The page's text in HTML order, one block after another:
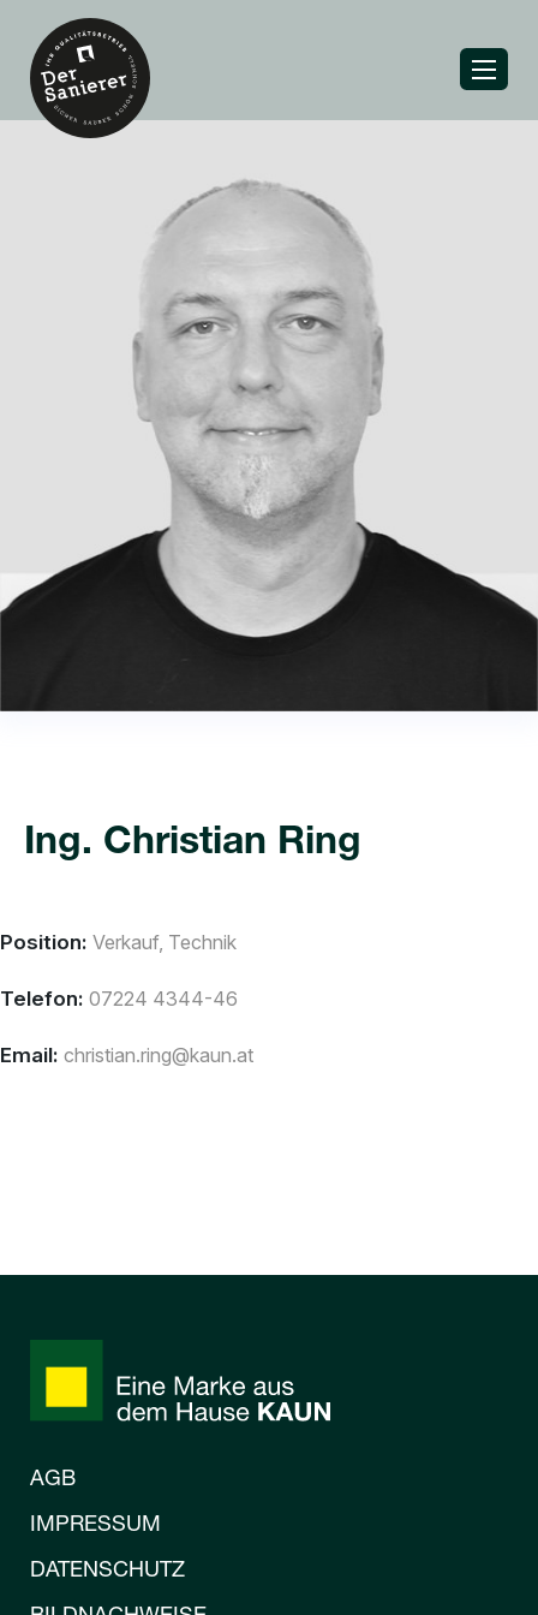
Ing. Christian Ring
Position: Verkauf, Technik
Telefon: 07224 4344-46
Email: christian.ring@kaun.at
AGB
IMPRESSUM
DATENSCHUTZ